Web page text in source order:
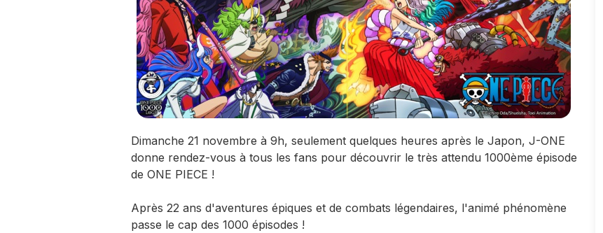
Dimanche 21 novembre à 9h, seulement quelques heures après le Japon, J-ONE
donne rendez-vous à tous les fans pour découvrir le très attendu 1000ème épisode
de ONE PIECE !
Après 22 ans d'aventures épiques et de combats légendaires, l'animé phénomène
passe le cap des 1000 épisodes !